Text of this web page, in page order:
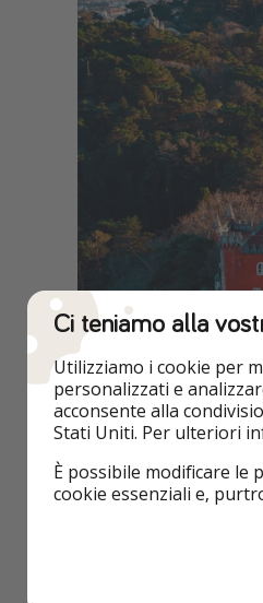
Ci teniamo alla
Utilizziamo i cookie per
personalizzati e
acconsente alla
Stati Uniti. Per ulteriori
È possibile modificare le
cookie essenziali e,